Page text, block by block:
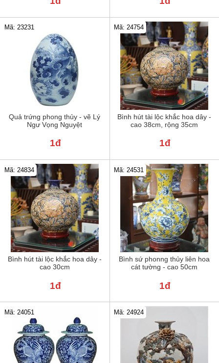
Quả trứng phong thủy - vẽ Lý
Ngư Vọng Nguyệt
Mã: 23231
1đ
Bình hút tài lộc khắc hoa dây -
cao 38cm, rộng 35cm
Mã: 24754
1đ
Bình hút tài lộc khắc hoa dây -
cao 30cm
Mã: 24834
1đ
Bình sứ phonng thủy liên hoa
cát tường - cao 50cm
Mã: 24531
1đ
Mã: 24051 Mã: 24924